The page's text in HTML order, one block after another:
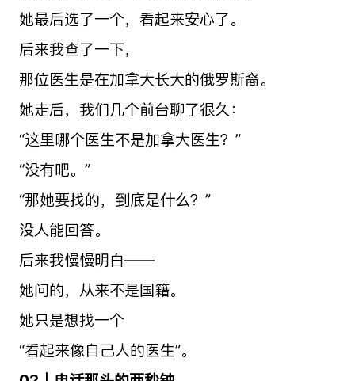
她最后选了一个，看起来安心了。
后来我查了一下，
那位医生是在加拿大长大的俄罗斯裔。
她走后，我们几个前台聊了很久：
“这里哪个医生不是加拿大医生？”
“没有吧。”
“那她要找的，到底是什么？”
没人能回答。
后来我慢慢明白——
她问的，从来不是国籍。
她只是想找一个
“看起来像自己人的医生”。